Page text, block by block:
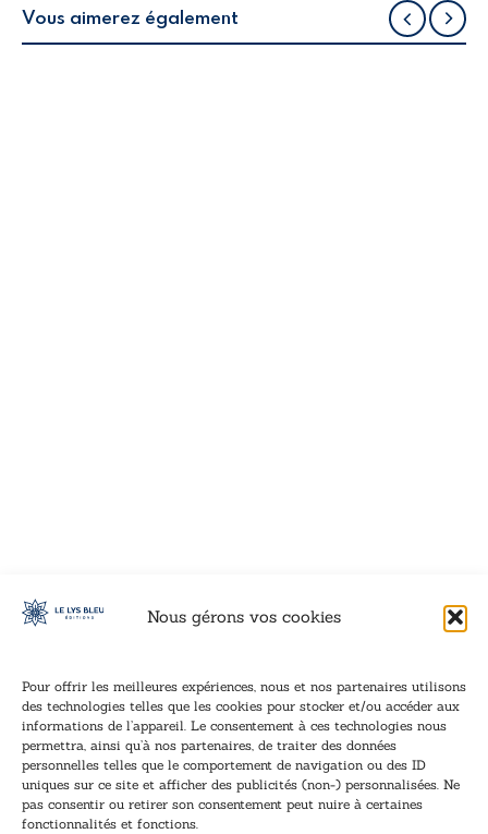
Nous gérons vos cookies
Pour offrir les meilleures expériences, nous et nos partenaires utilisons
des technologies telles que les cookies pour stocker et/ou accéder aux
informations de l’appareil. Le consentement à ces technologies nous
permettra, ainsi qu’à nos partenaires, de traiter des données
personnelles telles que le comportement de navigation ou des ID
uniques sur ce site et afficher des publicités (non-) personnalisées. Ne
pas consentir ou retirer son consentement peut nuire à certaines
fonctionnalités et fonctions.
Vous aimerez également
Inscription à la newsletter
Inscrivez-vous à notre newsletter et recevez nos
dernières nouvelles.
E